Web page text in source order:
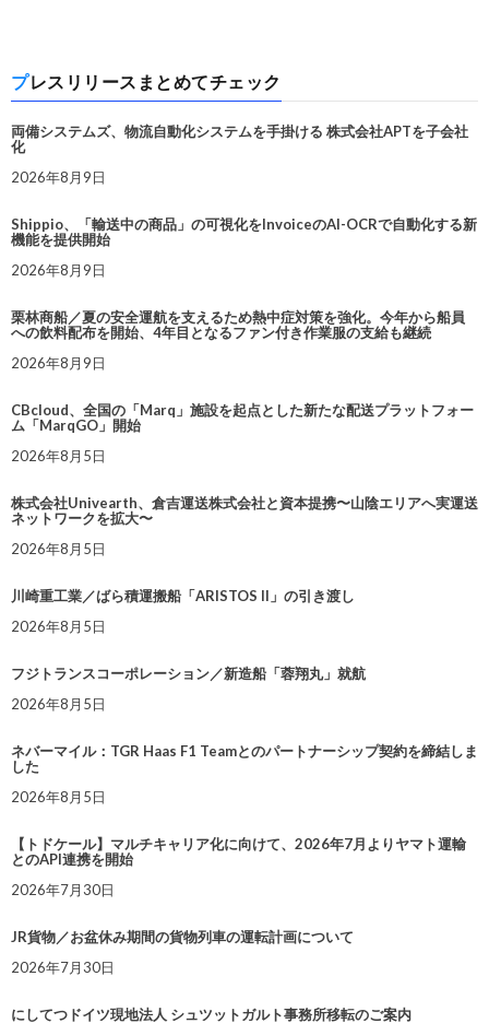
プレスリリースまとめてチェック
両備システムズ、物流自動化システムを手掛ける 株式会社APTを子会社
化
2026年8月9日
Shippio、「輸送中の商品」の可視化をInvoiceのAI-OCRで自動化する新
機能を提供開始
2026年8月9日
栗林商船／夏の安全運航を支えるため熱中症対策を強化。今年から船員
への飲料配布を開始、4年目となるファン付き作業服の支給も継続
2026年8月9日
CBcloud、全国の「Marq」施設を起点とした新たな配送プラットフォー
ム「MarqGO」開始
2026年8月5日
株式会社Univearth、倉吉運送株式会社と資本提携〜山陰エリアへ実運送
ネットワークを拡大〜
2026年8月5日
川崎重工業／ばら積運搬船「ARISTOS II」の引き渡し
2026年8月5日
フジトランスコーポレーション／新造船「蓉翔丸」就航
2026年8月5日
ネバーマイル：TGR Haas F1 Teamとのパートナーシップ契約を締結しま
した
2026年8月5日
【トドケール】マルチキャリア化に向けて、2026年7月よりヤマト運輸
とのAPI連携を開始
2026年7月30日
JR貨物／お盆休み期間の貨物列車の運転計画について
2026年7月30日
にしてつドイツ現地法人 シュツットガルト事務所移転のご案内